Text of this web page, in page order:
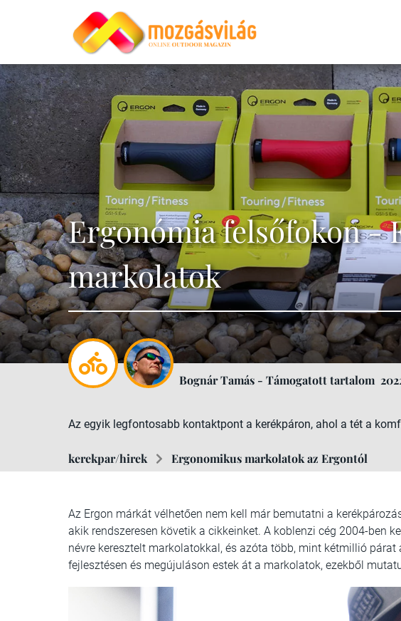
Ergonómia felsőfokon -
markolatok
Bognár Tamás - Támogatott tartalom
Az egyik legfontosabb kontaktpont a kerékpáron, ahol a tét a
kerekpar/hirek Ergonomikus markolatok az Ergontól
Az Ergon márkát vélhetően nem kell már bemutatni a
akik rendszeresen követik a cikkeinket. A koblenzi cég 2004-ben
névre keresztelt markolatokkal, és azóta több, mint kétmillió
fejlesztésen és megújuláson estek át a markolatok, ezekből